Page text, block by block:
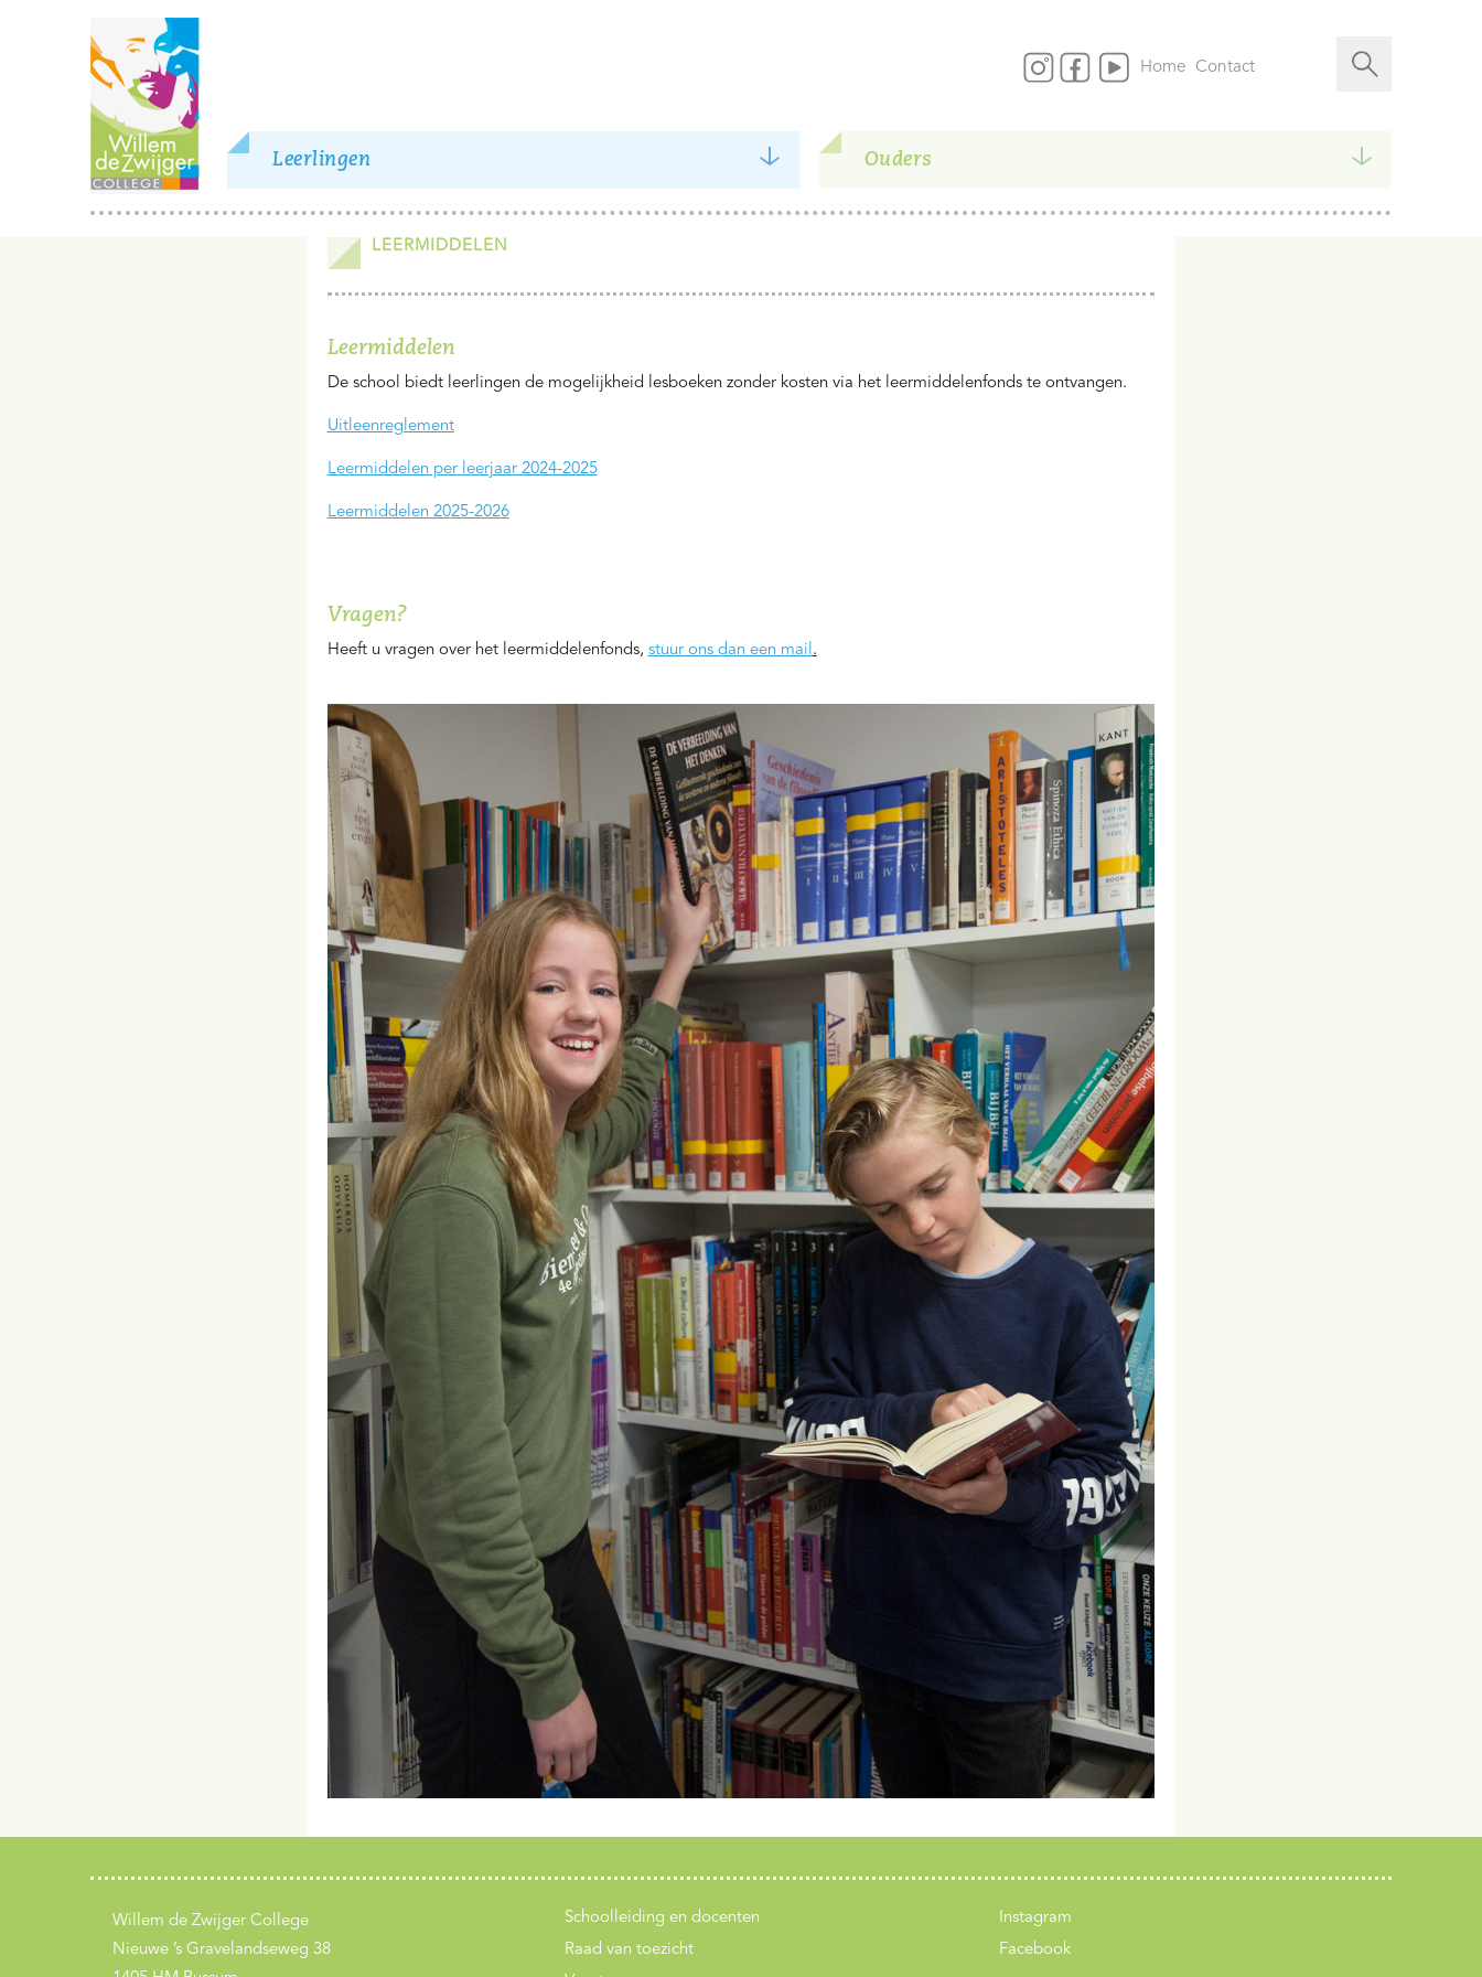
Home Contact
naar...
Leerlingen Ouders
LEERMIDDELEN
Leermiddelen
De school biedt leerlingen de mogelijkheid lesboeken zonder kosten via het leermiddelenfonds te ontvangen.
Uitleenreglement
Leermiddelen per leerjaar 2024-2025
Leermiddelen 2025-2026
Vragen?
Heeft u vragen over het leermiddelenfonds, stuur ons dan een mail.
Willem de Zwijger College
Nieuwe ’s Gravelandseweg 38
Schoolleiding en docenten
Raad van toezicht
Instagram
Facebook